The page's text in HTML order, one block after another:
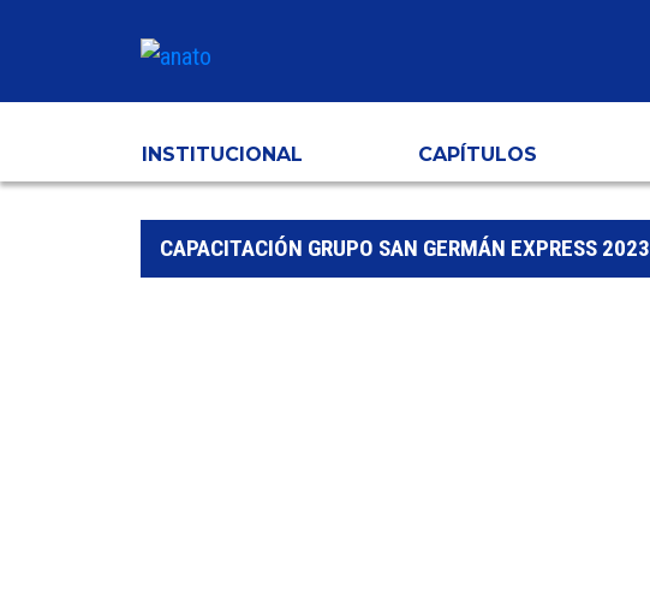
INSTITUCIONAL CAPÍTULOS
CAPACITACIÓN GRUPO SAN GERMÁN EXPRESS 2023